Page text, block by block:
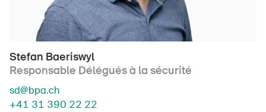
Stefan Baeriswyl
Responsable Délégués à la sécurité
sd@bpa.ch
+41 31 390 22 22